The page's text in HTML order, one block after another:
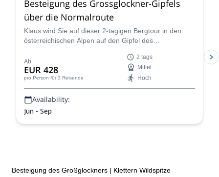
Besteigung des Grossglockner-Gipfels
über die Normalroute
Klaus wird Sie auf dieser 2-tägigen Bergtour in den
österreichischen Alpen auf den Gipfel des
atemberaubend!
Ab
EUR 428
pro Person für 3 Reisende
2 tags
Mittel
Hoch
Availability:
Jun - Sep
Besteigung des Großglockners | Klettern Wildspitze